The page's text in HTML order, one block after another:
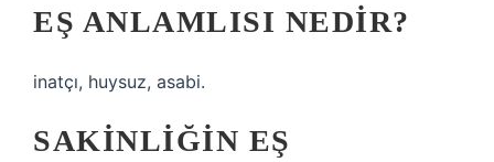
EŞ ANLAMLISI NEDIR?
inatçı, huysuz, asabi.
SAKINLIĞIN EŞ